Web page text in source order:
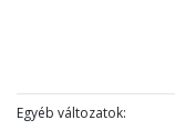
viszont nagyobb
töltet
a mangánt és a
Egyéb változatok: